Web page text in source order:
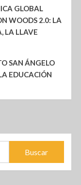
GLOBAL
WOODS 2.0: LA
LA LLAVE
SAN ÁNGELO
EDUCACIÓN